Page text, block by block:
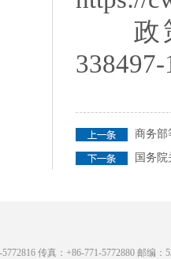
政策
商务部
国务
传真：+86-771-5772880 邮编：